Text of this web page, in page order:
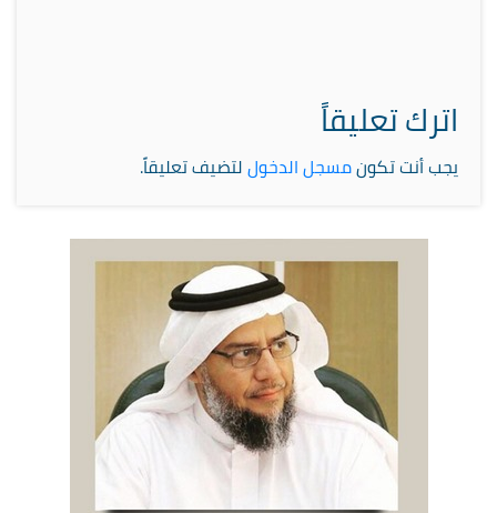
اترك تعليقاً
يجب أنت تكونمسجل الدخوللتضيف تعليقاً.